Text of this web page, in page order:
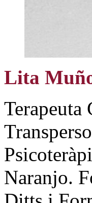
Lita
Terapeuta
Naranjo.